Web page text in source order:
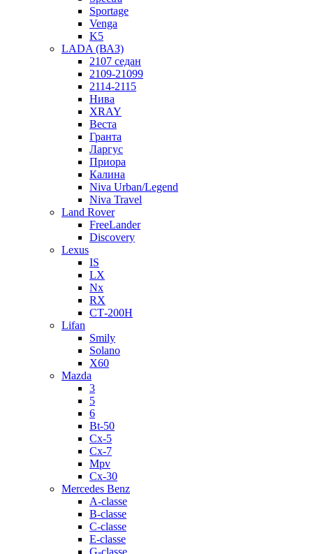
Sportage
Venga
K5
LADA (ВАЗ)
2107 седан
2109-21099
2114-2115
Нива
XRAY
Веста
Гранта
Ларгус
Приора
Калина
Niva Urban/Legend
Niva Travel
Land Rover
FreeLander
Discovery
Lexus
IS
LX
Nx
RX
СТ-200H
Lifan
Smily
Solano
X60
Mazda
3
5
6
Bt-50
Cx-5
Cx-7
Mpv
Cx-30
Mercedes Benz
A-classe
B-classe
C-classe
E-classe
G-classe